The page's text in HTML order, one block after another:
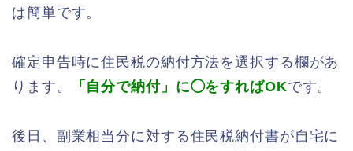
は簡単です。
確定申告時に住民税の納付方法を選択する欄があ
ります。
「自分で納付」に◯をすればOKです。
後日、副業相当分に対する住民税納付書が自宅に